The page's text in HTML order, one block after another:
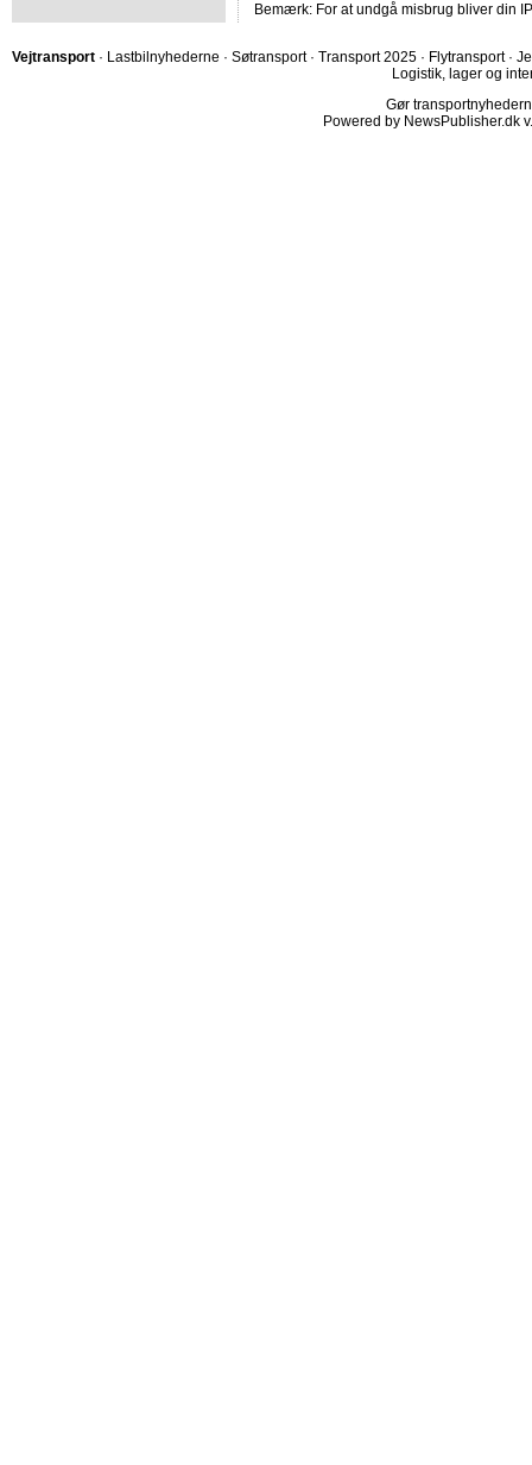
Bemærk: For at undgå misbrug bliver din
Vejtransport · Lastbilnyhederne · Søtransport · Transport 2025 · Flytransport ·
Logistik, lager og
Gør
Powered by NewsPublisher.dk